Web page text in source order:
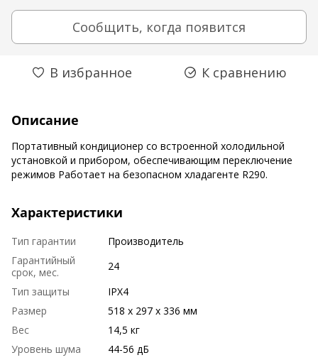
Сообщить, когда появится
В избранное К сравнению
Описание
Портативный кондиционер со встроенной холодильной
установкой и прибором, обеспечивающим переключение
режимов Работает на безопасном хладагенте R290.
Характеристики
Тип гарантии
Производитель
Гарантийный
срок, мес.
24
Тип защиты
IPX4
Размер
518 x 297 x 336 мм
Вес
14,5 кг
Уровень шума
44-56 дБ